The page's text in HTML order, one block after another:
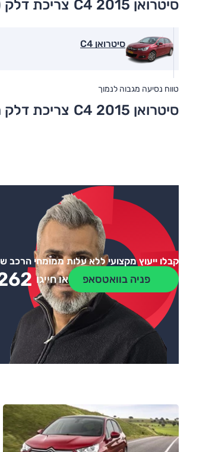
סיטרואן C4 2015 צריכת דלק
סיטרואן C4
טווח נסיעה מגבוה לנמוך
סיטרואן C4 2015 צריכת דלק
קבלו ייעוץ מקצועי ללא עלות ממומחי הרכב
פניה בוואטסאפ או חייגו